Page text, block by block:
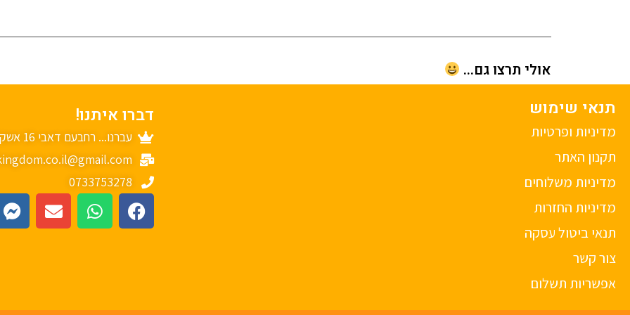
אולי תרצו גם...
תנאי שימוש
מדיניות ופרטיות
תקנון האתר
מדיניות משלוחים
מדיניות החזרות
תנאי ביטול עסקה
צור קשר
אפשריות תשלום
דברו איתנו!
עברנו... רחבעם דאבי 16 אשקלון
0733753278